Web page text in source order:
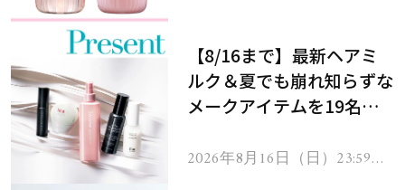
【8/16まで】最新ヘアミ
ルク＆夏でも崩れ知らずな
メークアイテムを19名様
2026年8月16日（日）23:59ま